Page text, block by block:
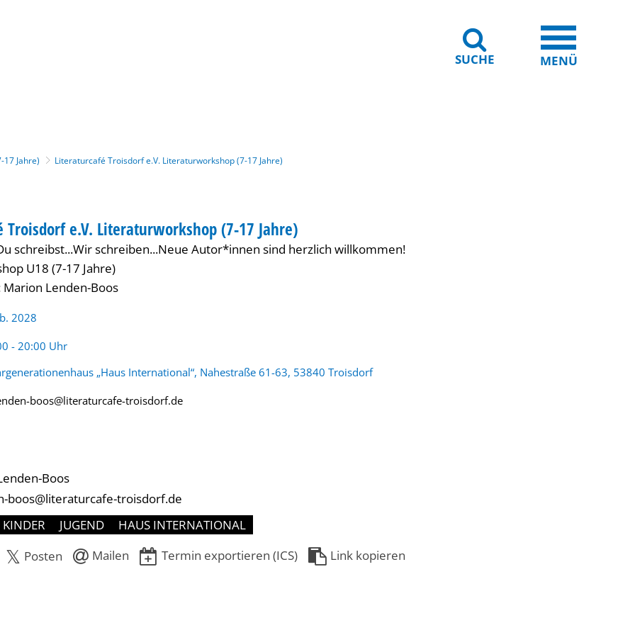
SUCHE MENÜ
Jahre) Literaturcafé Troisdorf e.V. Literaturworkshop (7-17 Jahre)
INTERNATIONAL
Troisdorf e.V. Literaturworkshop (7-17 Jahre)
schreibst...Wir schreiben...Neue Autor*innen sind herzlich willkommen!
U18 (7-17 Jahre)
Lenden-Boos
2028
- 20:00 Uhr
„Haus International“, Nahestraße 61-63, 53840 Troisdorf
boos@literaturcafe-troisdorf.de
Boos
boos@literaturcafe-troisdorf.de
KINDER JUGEND
HAUS INTERNATIONAL
Posten Mailen Termin exportieren (ICS) Link kopieren